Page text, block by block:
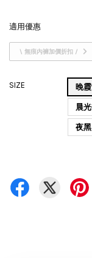
適用優惠
\ 無痕內褲加價折扣 /
SIZE 晚
晨
夜